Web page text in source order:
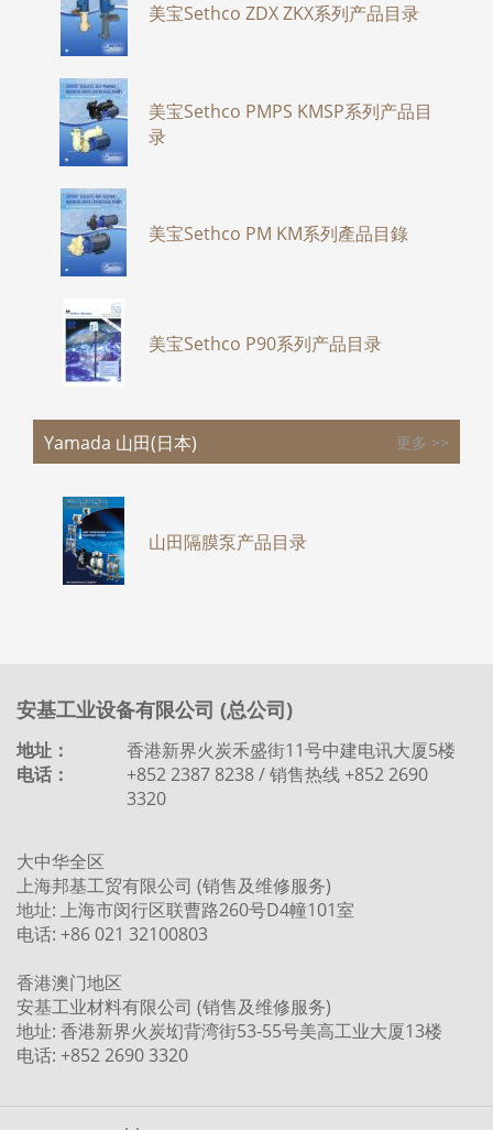
美宝Sethco ZDX ZKX系列产品目录
美宝Sethco PMPS KMSP系列产品目
录
美宝Sethco PM KM系列產品目錄
美宝Sethco P90系列产品目录
Yamada 山田(日本) 更多 >>
山田隔膜泵产品目录
安基工业设备有限公司 (总公司)
地址：
香港新界火炭禾盛街11号中建电讯大厦5楼
电话：
+852 2387 8238 / 销售热线 +852 2690
3320
大中华全区
上海邦基工贸有限公司 (销售及维修服务)
地址: 上海市闵行区联曹路260号D4幢101室
电话: +86 021 32100803
香港澳门地区
安基工业材料有限公司 (销售及维修服务)
地址: 香港新界火炭㘭背湾街53-55号美高工业大厦13楼
电话: +852 2690 3320